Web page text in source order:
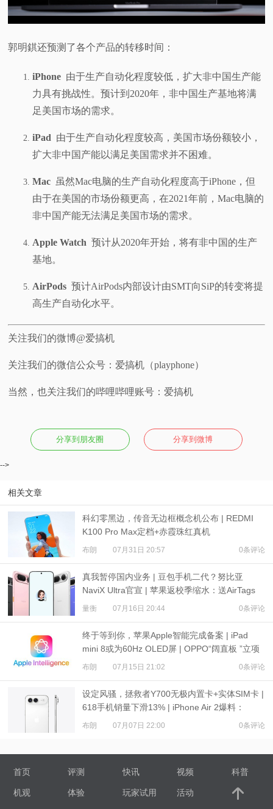
郭明錤还预测了各个产品的转移时间：
iPhone 由于生产自动化程度较低，扩大非中国生产能
力具有挑战性。预计到2020年，非中国生产基地将满
足美国市场的需求。
iPad 由于生产自动化程度较高，美国市场份额较小，
扩大非中国产能以满足美国需求并不困难。
Mac 虽然Mac电脑的生产自动化程度高于iPhone，但
由于在美国的市场份额更高，在2021年前，Mac电脑的
非中国产能无法满足美国市场的需求。
Apple Watch 预计从2020年开始，将有非中国的生产
基地。
AirPods 预计AirPods内部设计由SMT向SiP的转变将提
高生产自动化水平。
关注我们的微博@爱搞机
关注我们的微信公众号：爱搞机（playphone）
当然，也关注我们的哔哩哔哩账号：爱搞机
分享到朋友圈 分享到微博
-->
相关文章
科幻零黑边，传音无边框概念机公布 | REDMI
K100 Pro Max定档+赤霞珠红真机
布朗 07月31日 20:57 0条评论
真我暂停国内业务 | 豆包手机二代？努比亚
NaviX Ultra官宣 | 苹果返校季缩水：送AirTags
量衡 07月16日 20:44 0条评论
终于等到你，苹果Apple智能完成备案 | iPad
mini 8或为60Hz OLED屏 | OPPO“阔直板 ”立项
布朗 07月15日 21:02 0条评论
设定风骚，拯救者Y700无极内置卡+实体SIM卡 |
618手机销量下滑13% | iPhone Air 2爆料：
3500mAh电池
布朗 07月07日 22:00 0条评论
首页 评测 快讯 视频 科普
机观 体验 玩家试用 活动